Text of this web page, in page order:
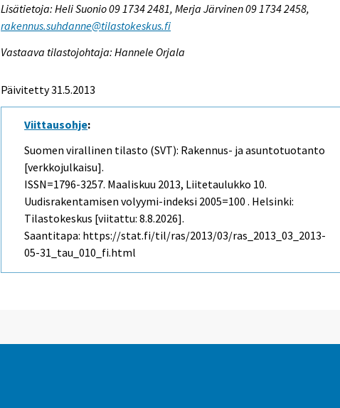
Lisätietoja: Heli Suonio 09 1734 2481, Merja Järvinen 09 1734 2458,
rakennus.suhdanne@tilastokeskus.fi
Vastaava tilastojohtaja: Hannele Orjala
Päivitetty 31.5.2013
Viittausohje:
Suomen virallinen tilasto (SVT): Rakennus- ja asuntotuotanto
[verkkojulkaisu].
ISSN=1796-3257. Maaliskuu 2013, Liitetaulukko 10.
Uudisrakentamisen volyymi-indeksi 2005=100 . Helsinki:
Tilastokeskus [viitattu: 8.8.2026].
Saantitapa: https://stat.fi/til/ras/2013/03/ras_2013_03_2013-
05-31_tau_010_fi.html